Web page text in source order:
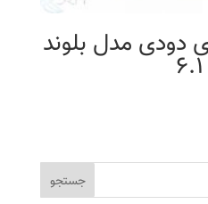
دودی مدل بلوند